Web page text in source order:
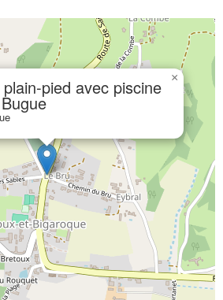
pied avec piscine ×